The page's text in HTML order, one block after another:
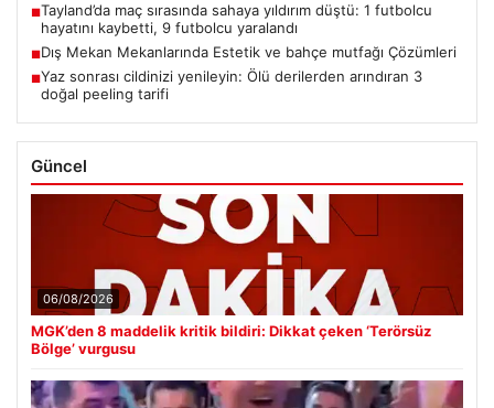
■Tayland’da maç sırasında sahaya yıldırım düştü: 1 futbolcu
hayatını kaybetti, 9 futbolcu yaralandı
■Dış Mekan Mekanlarında Estetik ve bahçe mutfağı Çözümleri
■Yaz sonrası cildinizi yenileyin: Ölü derilerden arındıran 3
doğal peeling tarifi
Güncel
06/08/2026
MGK’den 8 maddelik kritik bildiri: Dikkat çeken ‘Terörsüz
Bölge’ vurgusu